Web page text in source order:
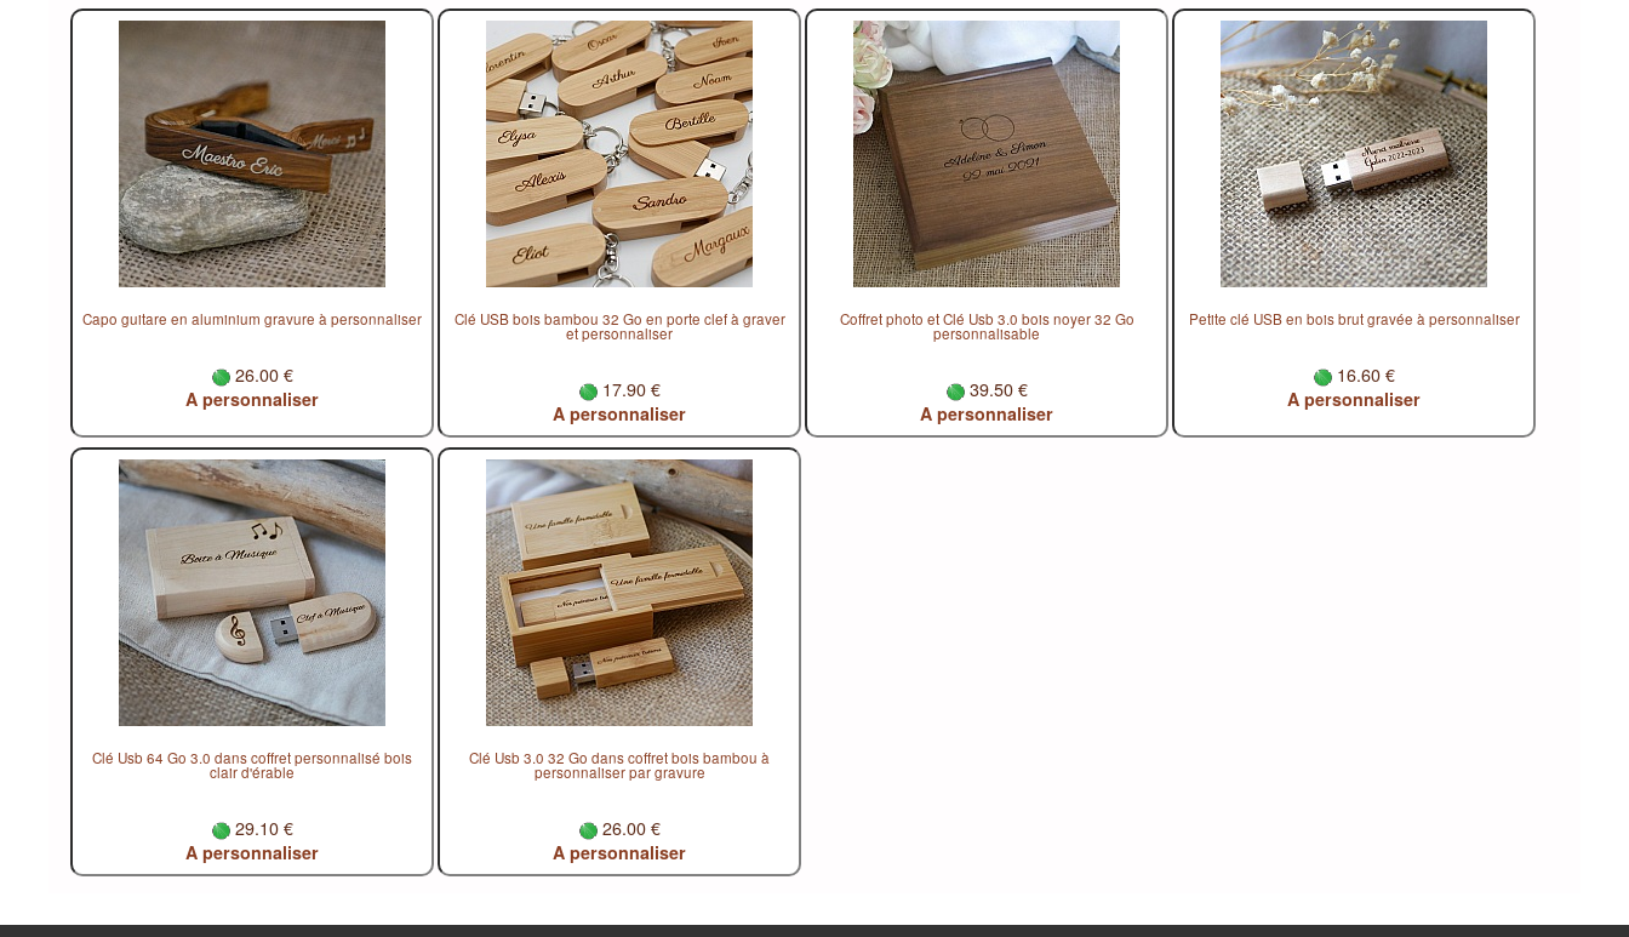
Capo guitare en aluminium gravure à personnaliser
26.00 €
A personnaliser
Clé USB bois bambou 32 Go en porte clef à graver
et personnaliser
17.90 €
A personnaliser
Coffret photo et Clé Usb 3.0 bois noyer 32 Go
personnalisable
39.50 €
A personnaliser
Petite clé USB en bois brut gravée à personnaliser
16.60 €
A personnaliser
Clé Usb 64 Go 3.0 dans coffret personnalisé bois
clair d'érable
29.10 €
A personnaliser
Clé Usb 3.0 32 Go dans coffret bois bambou à
personnaliser par gravure
26.00 €
A personnaliser